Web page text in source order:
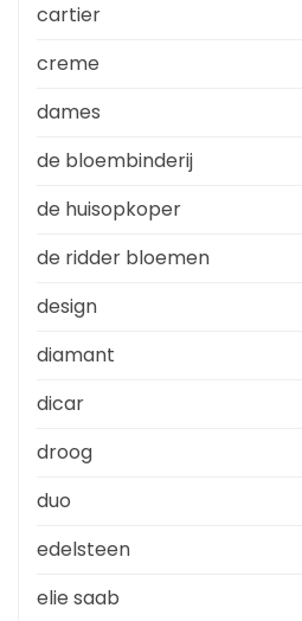
cartier
creme
dames
de bloembinderij
de huisopkoper
de ridder bloemen
design
diamant
dicar
droog
duo
edelsteen
elie saab